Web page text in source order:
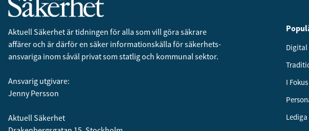
Aktuell Säkerhet är tidningen för alla som vill göra säkrare
affärer och är därför en säker informationskälla för säkerhets­
ansvariga inom såväl privat som statlig och kommunal sektor.
Ansvarig utgivare:
Jenny Persson
Aktuell Säkerhet
Digital
I Fokus